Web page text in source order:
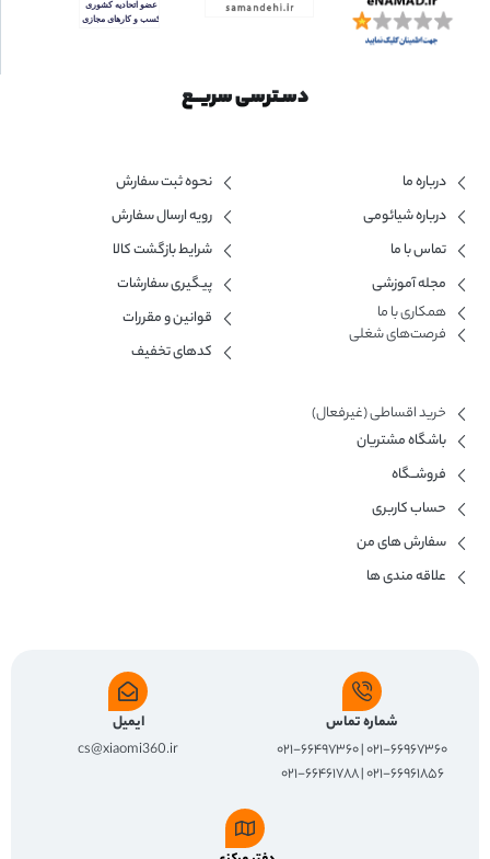
دسـترسی سریــع
درباره ما
درباره شیائومی
تماس با ما
مجله آموزشی
همکاری با ما​
فرصت‌های شغلی
نحوه ثبت سفارش
رویه ارسال سفارش
شرایط بازگشت کالا
پیگیری سفارشات
قوانین و مقررات
کدهای تخفیف
خرید اقساطی (غیرفعال)
باشگاه مشتریان
فروشــگاه
حساب کاربری
سفارش های من
علاقه مندی ها
شماره تماس
۰۲۱-۶۶۹۶۷۳۶۰ | ۰۲۱-۶۶۴۹۷۳۶۰
۰۲۱-۶۶۹۶۱۸۵۶ | ۰۲۱-۶۶۴۶۱۷۸۸
ایمیل
cs@xiaomi360.ir